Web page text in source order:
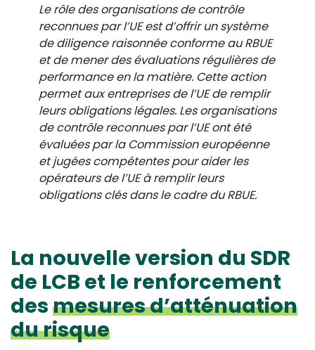
Le rôle des organisations de contrôle
reconnues par l’UE est d’offrir un système
de diligence raisonnée conforme au RBUE
et de mener des évaluations régulières de
performance en la matière. Cette action
permet aux entreprises de l’UE de remplir
leurs obligations légales. Les organisations
de contrôle reconnues par l’UE ont été
évaluées par la Commission européenne
et jugées compétentes pour aider les
opérateurs de l’UE à remplir leurs
obligations clés dans le cadre du RBUE.
La nouvelle version du SDR
de LCB et le renforcement
desmesures d’atténuation
du risque